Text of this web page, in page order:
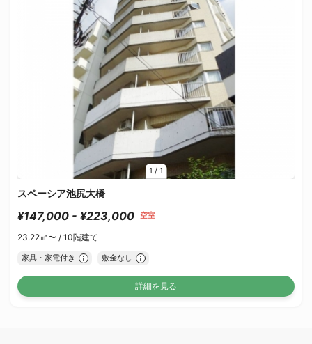
1 / 1
スペーシア池尻大橋
¥147,000 - ¥223,000 空室
23.22㎡〜 / 10階建て
家具・家電付き 敷金なし
詳細を見る